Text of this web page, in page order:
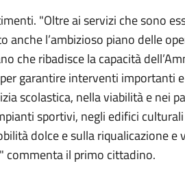
"Oltre ai servizi che sono
anche l’ambizioso piano delle
che ribadisce la capacità
garantire interventi importanti
scolastica, nella viabilità e nei
sportivi, negli edifici
dolce e sulla riqualicazione e
commenta il primo cittadino.